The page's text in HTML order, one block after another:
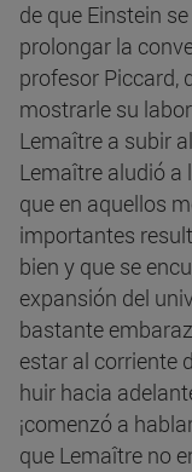
de que Einstein
prolongar la
profesor Piccard,
mostrarle su
Lemaître a subir
Lemaître aludió a
que en aquellos
importantes
bien y que se
expansión del
bastante
estar al corriente
huir hacia
¡comenzó a
que Lemaître no